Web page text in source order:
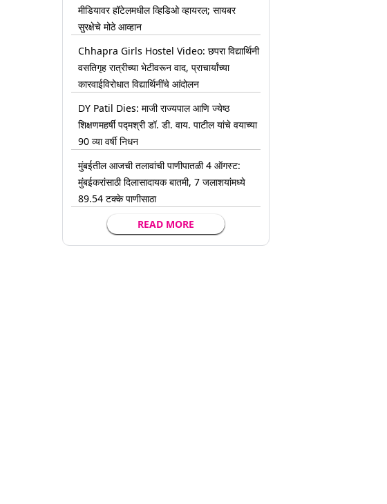
मीडियावर हॉटेलमधील व्हिडिओ व्हायरल; सायबर
सुरक्षेचे मोठे आव्हान
Chhapra Girls Hostel Video: छपरा विद्यार्थिनी
वसतिगृह रात्रीच्या भेटीवरून वाद, प्राचार्यांच्या
कारवाईविरोधात विद्यार्थिनींचे आंदोलन
DY Patil Dies: माजी राज्यपाल आणि ज्येष्ठ
शिक्षणमहर्षी पद्मश्री डॉ. डी. वाय. पाटील यांचे वयाच्या
90 व्या वर्षी निधन
मुंबईतील आजची तलावांची पाणीपातळी 4 ऑगस्ट:
मुंबईकरांसाठी दिलासादायक बातमी, 7 जलाशयांमध्ये
89.54 टक्के पाणीसाठा
READ MORE